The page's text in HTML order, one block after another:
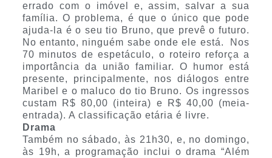
errado com o imóvel e, assim, salvar a sua
família. O problema, é que o único que pode
ajuda-la é o seu tio Bruno, que prevê o futuro.
No entanto, ninguém sabe onde ele está. Nos
70 minutos de espetáculo, o roteiro reforça a
importância da união familiar. O humor está
presente, principalmente, nos diálogos entre
Maribel e o maluco do tio Bruno. Os ingressos
custam R$ 80,00 (inteira) e R$ 40,00 (meia-
entrada). A classificação etária é livre.
Drama
Também no sábado, às 21h30, e, no domingo,
às 19h, a programação inclui o drama “Além